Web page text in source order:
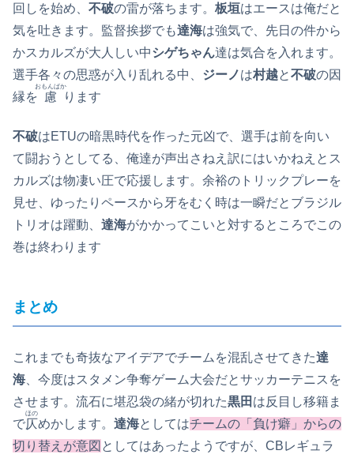
回しを始め、 不破の雷が落ちます。 板垣はエースは俺だと
気を吐きます。監督挨拶でも達海は強気で、先日の件から
かスカルズが大人しい中シゲちゃん達は気合を入れます。
選手各々の思惑が入り乱れる中、 ジーノは村越と不破の因
縁を 慮
おもんばか
ります
不破はETUの暗黒時代を作った元凶で、選手は前を向い
て闘おうとしてる、俺達が声出さねえ訳にはいかねえとス
カルズは物凄い圧で応援します。余裕のトリックプレーを
見せ、ゆったりペースから牙をむく時は一瞬だとブラジル
トリオは躍動、 達海がかかってこいと対するところでこの
巻は終わります
まとめ
これまでも奇抜なアイデアでチームを混乱させてきた達
海 、今度はスタメン争奪ゲーム大会だとサッカーテニスを
させます。流石に堪忍袋の緒が切れた黒田 は反目し移籍ま
で仄
ほの
めかします。 達海としてはチームの「負け癖」からの
切り替えが意図 としてはあったようですが、CBレギュラ